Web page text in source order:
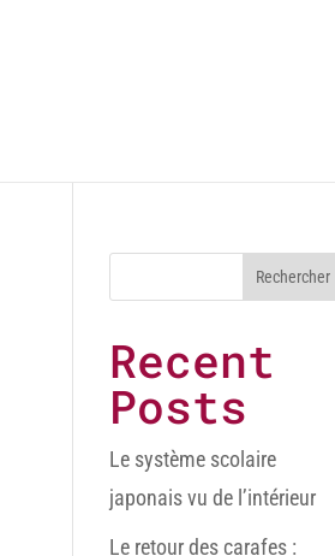
Rechercher
Recent
Posts
Le système scolaire
japonais vu de l’intérieur
Le retour des carafes :